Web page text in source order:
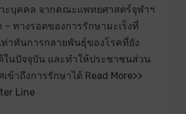
าะบุคคล จากคณะแพทยศาสตร์จุฬาฯ
– ทางรอดของการรักษามะเร็งที่
าทันการกลายพันธุ์ของโรคที่ยัง
ในปัจจุบัน และทำให้ประชาชนส่วน
ข้าถึงการรักษาได้ Read More>>
Line